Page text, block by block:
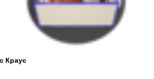
Краус